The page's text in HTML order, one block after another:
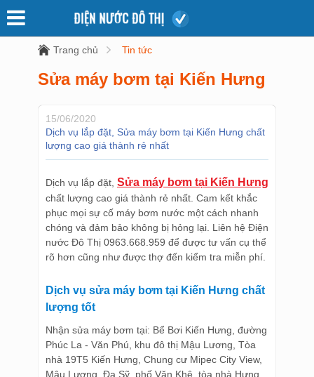
Trang chủ Tin tức
Sửa máy bơm tại Kiến Hưng
15/06/2020
Dịch vụ lắp đặt, Sửa máy bơm tại Kiến Hưng chất
lượng cao giá thành rẻ nhất
Dịch vụ lắp đặt, Sửa máy bơm tại Kiến Hưng
chất lượng cao giá thành rẻ nhất. Cam kết khắc
phục mọi sự cố máy bơm nước một cách nhanh
chóng và đảm bảo không bị hỏng lại. Liên hệ Điện
nước Đô Thị 0963.668.959 để được tư vấn cụ thể
rõ hơn cũng như được thợ đến kiểm tra miễn phí.
Dịch vụ sửa máy bơm tại Kiến Hưng chất
lượng tốt
Nhận sửa máy bơm tại: Bể Bơi Kiến Hưng, đường
Phúc La - Văn Phú, khu đô thị Mậu Lương, Tòa
nhà 19T5 Kiến Hưng, Chung cư Mipec City View,
Mậu Lương, Đa Sỹ, phố Văn Khê, tòa nhà Hưng